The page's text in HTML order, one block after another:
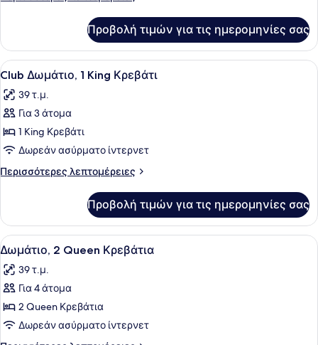
2
Κρεβάτια
Δωμάτιο,
Queen
Προβολή τιμών για τις ημερομηνίες σας
Προβολή
όλων
των
φωτογραφιών
για
Club
Δωμάτιο,
1
Κρεβάτι
Κλινοσκεπάσματα υψηλής
5
Club Δωμάτιο, 1 King Κρεβάτι
39 τ.μ.
Για 3 άτομα
1 King Κρεβάτι
Δωρεάν ασύρματο ίντερνετ
Περισσότερες λεπτομέρειες
Περισσότερες
Δωμάτιο,
King
Κρεβάτι
Προβολή τιμών για τις ημερομηνίες σας
Προβολή
όλων
των
φωτογραφιών
για
Δωμάτιο,
2
Κλινοσκεπάσματα υψηλής
6
Δωμάτιο, 2 Queen Κρεβάτια
39 τ.μ.
Για 4 άτομα
2 Queen Κρεβάτια
Δωρεάν ασύρματο ίντερνετ